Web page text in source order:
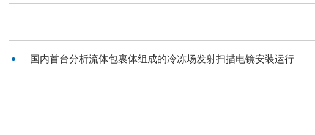
国内首台分析流体包裹体组成的冷冻场发射扫描电镜安装运行